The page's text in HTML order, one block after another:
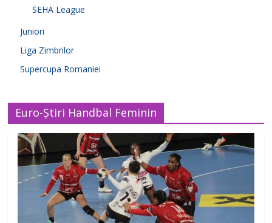
SEHA League
Juniori
Liga Zimbrilor
Supercupa Romaniei
Euro-Știri Handbal Feminin